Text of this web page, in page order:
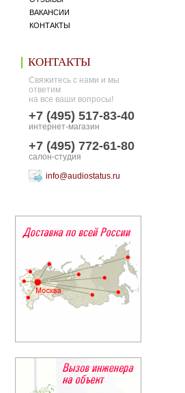
ВАКАНСИИ
КОНТАКТЫ
КОНТАКТЫ
Свяжитесь с нами и мы
ответим
на все ваши вопросы!
+7 (495) 517-83-40
интернет-магазин
+7 (495) 772-61-80
салон-студия
info@audiostatus.ru